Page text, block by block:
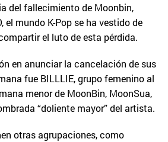
del fallecimiento de Moonbin,
el mundo K-Pop se ha vestido de
el luto de esta pérdida.
en anunciar la cancelación de sus
fue BILLLIE, grupo femenino al
menor de MoonBin, MoonSua,
“doliente mayor” del artista.
otras agrupaciones, como